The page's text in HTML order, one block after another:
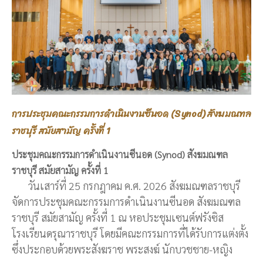
การประชุมคณะกรรมการดำเนินงานซีนอด (Synod) สังฆมณฑล
ราชบุรี สมัยสามัญ ครั้งที่ 1
ประชุมคณะกรรมการดำเนินงานซีนอด (Synod) สังฆมณฑล
ราชบุรี สมัยสามัญ ครั้งที่ 1
วันเสาร์ที่ 25 กรกฎาคม ค.ศ. 2026 สังฆมณฑลราชบุรี
จัดการประชุมคณะกรรมการดำเนินงานซีนอด สังฆมณฑล
ราชบุรี สมัยสามัญ ครั้งที่ 1 ณ หอประชุมเซนต์ฟรังซิส
โรงเรียนดรุณาราชบุรี โดยมีคณะกรรมการที่ได้รับการแต่งตั้ง
ซึ่งประกอบด้วยพระสังฆราช พระสงฆ์ นักบวชชาย-หญิง